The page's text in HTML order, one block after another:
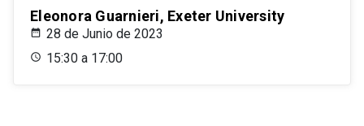
Eleonora Guarnieri, Exeter University
28 de Junio de 2023
15:30 a 17:00